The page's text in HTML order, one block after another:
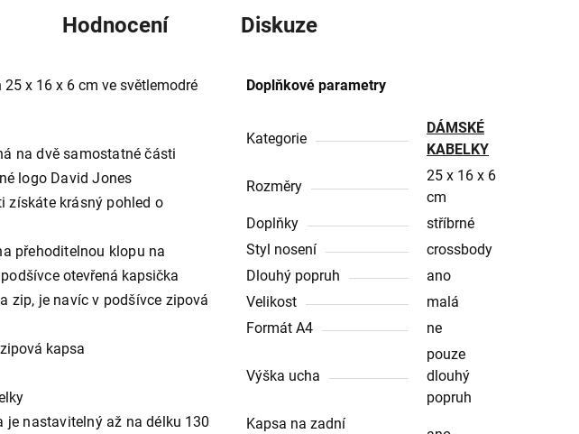
Hodnocení Diskuze
x 16 x 6 cm ve světlemodré
na dvě samostatné části
logo David Jones
získáte krásný pohled o
přehoditelnou klopu na
otevřená kapsička
zip, je navíc v podšívce zipová
kapsa
je nastavitelný až na délku 130
Doplňkové parametry
Kategorie
DÁMSKÉ
KABELKY
Rozměry
25 x 16 x 6
cm
Doplňky
stříbrné
Styl nosení
crossbody
Dlouhý popruh
ano
Velikost
malá
Formát A4
ne
Výška ucha
pouze
dlouhý
popruh
Kapsa na zadní